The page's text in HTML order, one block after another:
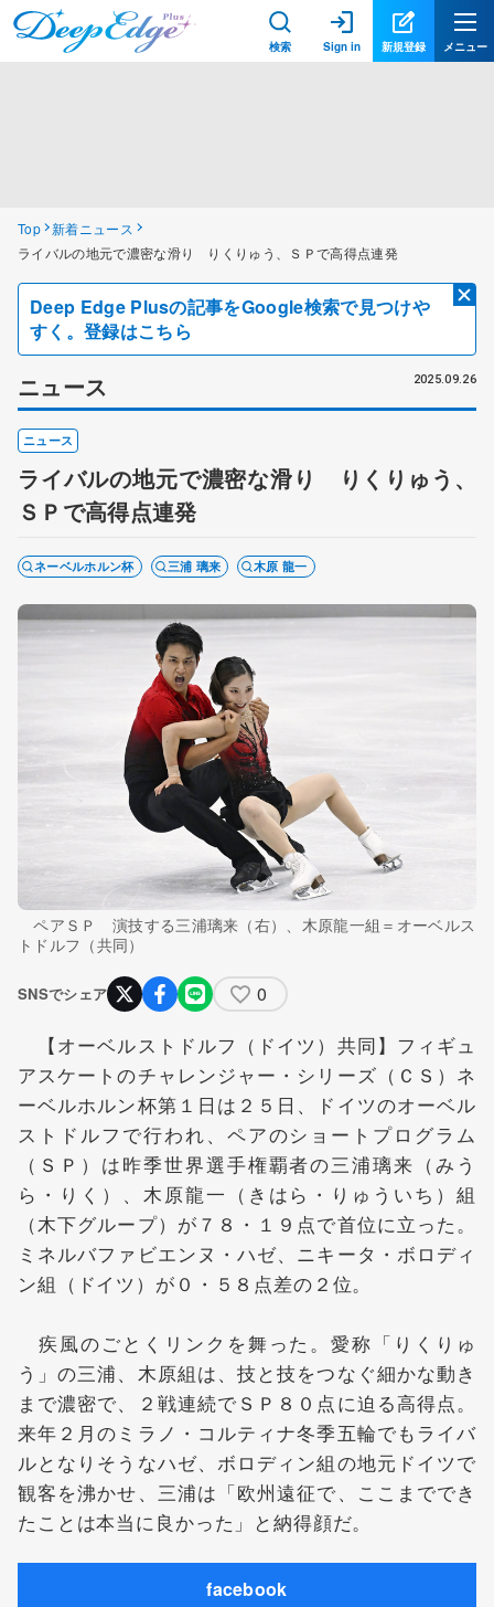
検索 Sign in 新規登録 メニュー
Top 新着ニュース
ライバルの地元で濃密な滑り りくりゅう、ＳＰで高得点連発
Deep Edge Plusの記事をGoogle検索で見つけや
すく。登録はこちら
ニュース 2025.09.26
ニュース
ライバルの地元で濃密な滑り りくりゅう、
ＳＰで高得点連発
ネーベルホルン杯 三浦 璃来 木原 龍一
ペアＳＰ 演技する三浦璃来（右）、木原龍一組＝オーベルス
トドルフ（共同）
SNSでシェア 0
【オーベルストドルフ（ドイツ）共同】フィギュ
アスケートのチャレンジャー・シリーズ（ＣＳ）ネ
ーベルホルン杯第１日は２５日、ドイツのオーベル
ストドルフで行われ、ペアのショートプログラム
（ＳＰ）は昨季世界選手権覇者の三浦璃来 （みう
ら・りく）、 木原龍一 （きはら・りゅういち）組
（木下グループ）が７８・１９点で首位に立った。
ミネルバファビエンヌ・ハゼ、ニキータ・ボロディ
ン組（ドイツ）が０・５８点差の２位。
疾風のごとくリンクを舞った。愛称「りくりゅ
う」の三浦、木原組は、技と技をつなぐ細かな動き
まで濃密で、２戦連続でＳＰ８０点に迫る高得点。
来年２月のミラノ・コルティナ冬季五輪でもライバ
ルとなりそうなハゼ、ボロディン組の地元ドイツで
観客を沸かせ、三浦は「欧州遠征で、ここまででき
たことは本当に良かった」と納得顔だ。
facebook